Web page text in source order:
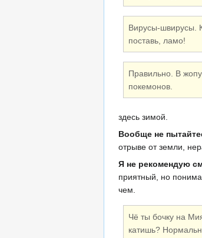
Вирусы-швирусы.
поставь, ламо!
Правильно. В жопу
покемонов.
здесь зимой.
Вообще не
отрыве от земли,
Я не рекомендую
приятный, но
чем.
Чё ты бочку на
катишь?